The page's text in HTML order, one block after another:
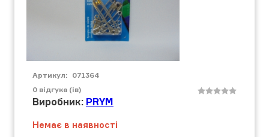
Артикул: 071364
0 відгука (ів)
Виробник: PRYM
Немає в наявності